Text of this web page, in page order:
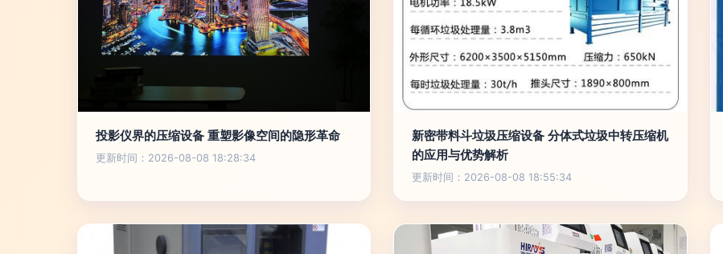
投影仪界的压缩设备 重塑影像空间的隐形革命
更新时间：2026-08-08 18:28:34
新密带料斗垃圾压缩设备 分体式垃圾中转压缩机
的应用与优势解析
更新时间：2026-08-08 18:55:34